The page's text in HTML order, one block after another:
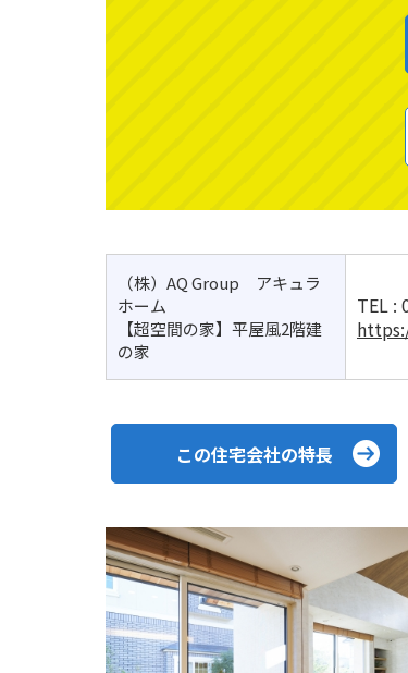
（株）AQ Group アキュラ
ホーム
【超空間の家】平屋風2階建
の家
TEL :
この住宅会社の特長